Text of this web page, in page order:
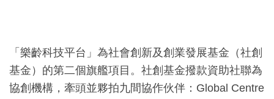
「樂齡科技平台」為社會創新及創業發展基金（社創
基金）的第二個旗艦項目。社創基金撥款資助社聯為
協創機構，牽頭並夥拍九間協作伙伴：Global Centre